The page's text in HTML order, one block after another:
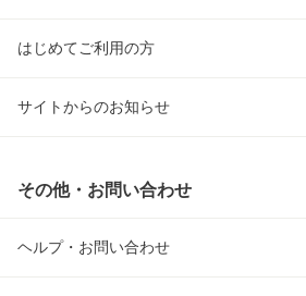
はじめてご利用の方
サイトからのお知らせ
その他・お問い合わせ
ヘルプ・お問い合わせ